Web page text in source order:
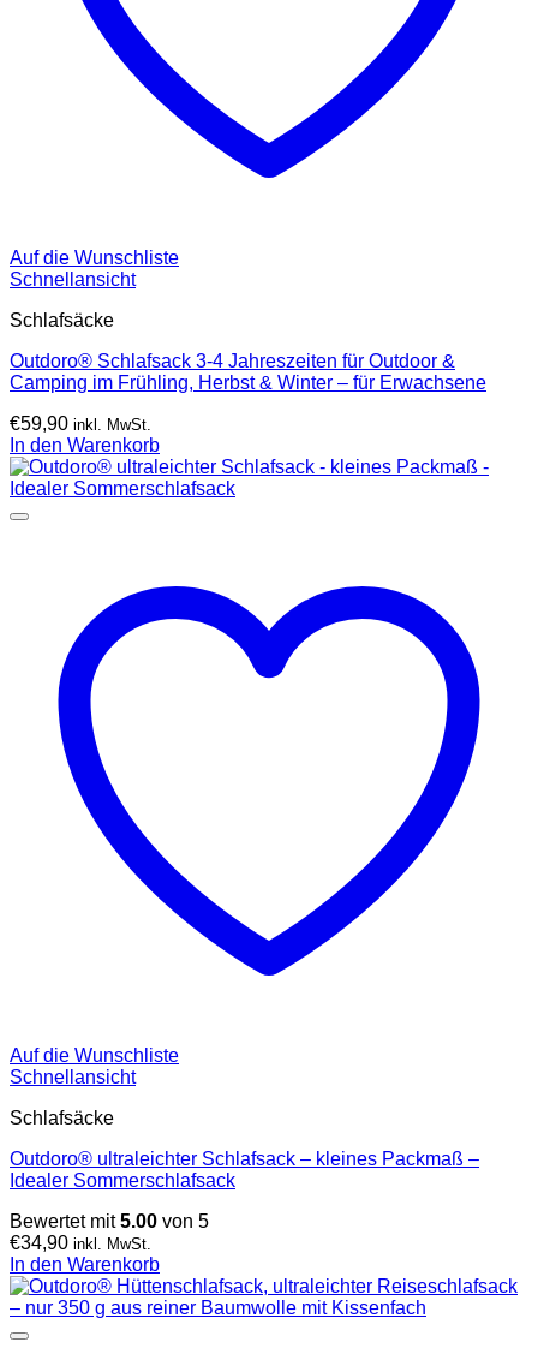
Auf die Wunschliste
Schnellansicht
Schlafsäcke
Outdoro® Schlafsack 3-4 Jahreszeiten für Outdoor &
Camping im Frühling, Herbst & Winter – für Erwachsene
€59,90 inkl. MwSt.
In den Warenkorb
Auf die Wunschliste
Schnellansicht
Schlafsäcke
Outdoro® ultraleichter Schlafsack – kleines Packmaß –
Idealer Sommerschlafsack
Bewertet mit5.00 von 5
€34,90 inkl. MwSt.
In den Warenkorb